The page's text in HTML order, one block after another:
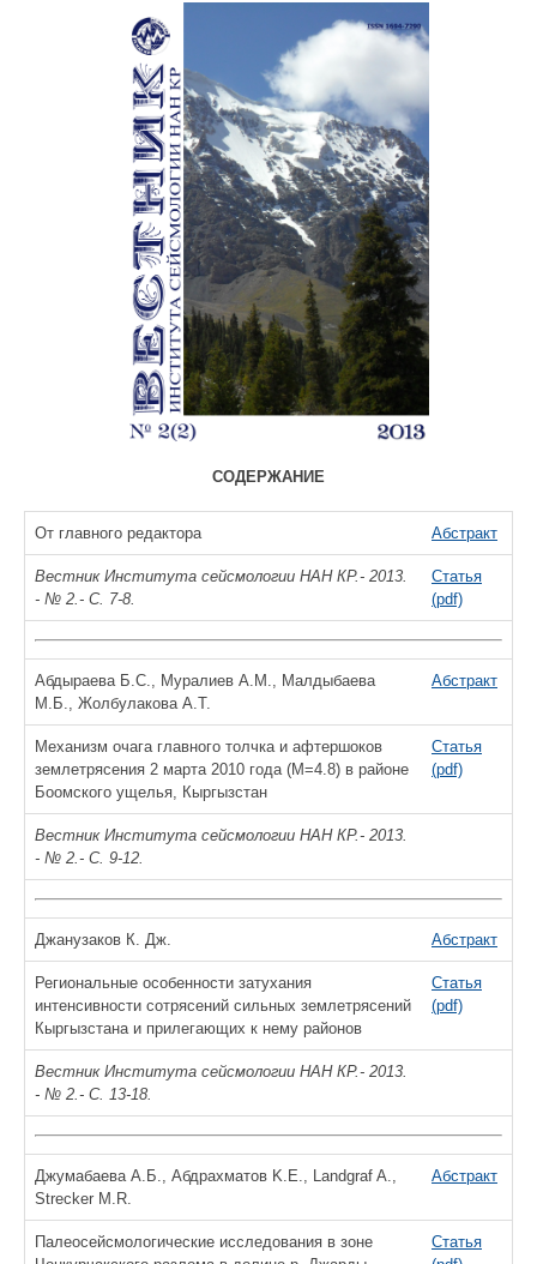
СОДЕРЖАНИЕ
От главного редактора Абстракт
Вестник Института сейсмологии НАН КР.- 2013.
- № 2.- С. 7-8.
Статья
(pdf)
Абдыраева Б.С., Муралиев А.М., Малдыбаева
М.Б., Жолбулакова А.Т.
Абстракт
Механизм очага главного толчка и афтершоков
землетрясения 2 марта 2010 года (М=4.8) в районе
Боомского ущелья, Кыргызстан
Статья
(pdf)
Вестник Института сейсмологии НАН КР.- 2013.
- № 2.- С. 9-12.
Джанузаков К. Дж. Абстракт
Региональные особенности затухания
интенсивности сотрясений сильных землетрясений
Кыргызстана и прилегающих к нему районов
Статья
(pdf)
Вестник Института сейсмологии НАН КР.- 2013.
- № 2.- С. 13-18.
Джумабаева A.Б., Абдрахматов K.Е., Landgraf A.,
Strecker M.R.
Абстракт
Палеосейсмологические исследования в зоне
Статья